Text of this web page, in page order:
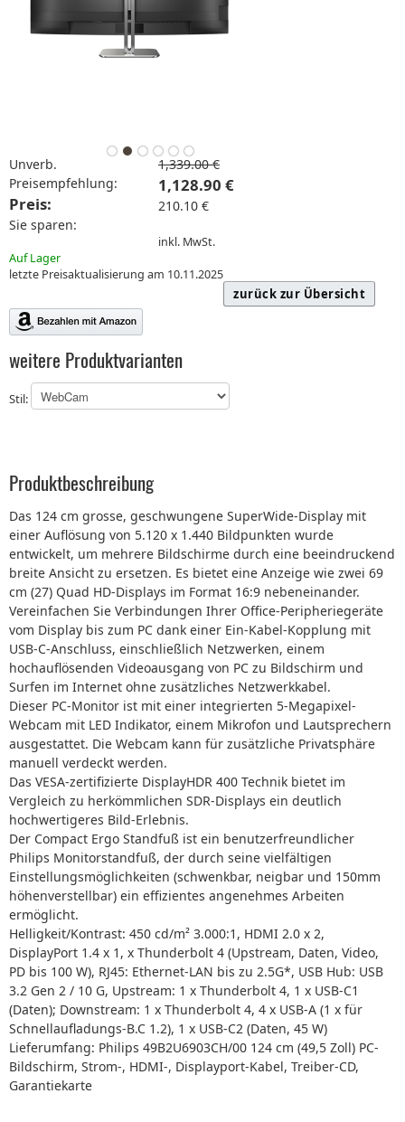
Unverb.
Preisempfehlung:
1,339.00 €
Preis:
1,128.90 €
Sie sparen:
210.10 €
inkl. MwSt.
Auf Lager
letzte Preisaktualisierung am 10.11.2025
zurück zur Übersicht
weitere Produktvarianten
Stil:
Produktbeschreibung
Das 124 cm grosse, geschwungene SuperWide-Display mit
einer Auflösung von 5.120 x 1.440 Bildpunkten wurde
entwickelt, um mehrere Bildschirme durch eine beeindruckend
breite Ansicht zu ersetzen. Es bietet eine Anzeige wie zwei 69
cm (27) Quad HD-Displays im Format 16:9 nebeneinander.
Vereinfachen Sie Verbindungen Ihrer Office-Peripheriegeräte
vom Display bis zum PC dank einer Ein-Kabel-Kopplung mit
USB-C-Anschluss, einschließlich Netzwerken, einem
hochauflösenden Videoausgang von PC zu Bildschirm und
Surfen im Internet ohne zusätzliches Netzwerkkabel.
Dieser PC-Monitor ist mit einer integrierten 5-Megapixel-
Webcam mit LED Indikator, einem Mikrofon und Lautsprechern
ausgestattet. Die Webcam kann für zusätzliche Privatsphäre
manuell verdeckt werden.
Das VESA-zertifizierte DisplayHDR 400 Technik bietet im
Vergleich zu herkömmlichen SDR-Displays ein deutlich
hochwertigeres Bild-Erlebnis.
Der Compact Ergo Standfuß ist ein benutzerfreundlicher
Philips Monitorstandfuß, der durch seine vielfältigen
Einstellungsmöglichkeiten (schwenkbar, neigbar und 150mm
höhenverstellbar) ein effizientes angenehmes Arbeiten
ermöglicht.
Helligkeit/Kontrast: 450 cd/m² 3.000:1, HDMI 2.0 x 2,
DisplayPort 1.4 x 1, x Thunderbolt 4 (Upstream, Daten, Video,
PD bis 100 W), RJ45: Ethernet-LAN bis zu 2.5G*, USB Hub: USB
3.2 Gen 2 / 10 G, Upstream: 1 x Thunderbolt 4, 1 x USB-C1
(Daten); Downstream: 1 x Thunderbolt 4, 4 x USB-A (1 x für
Schnellaufladungs-B.C 1.2), 1 x USB-C2 (Daten, 45 W)
Lieferumfang: Philips 49B2U6903CH/00 124 cm (49,5 Zoll) PC-
Bildschirm, Strom-, HDMI-, Displayport-Kabel, Treiber-CD,
Garantiekarte